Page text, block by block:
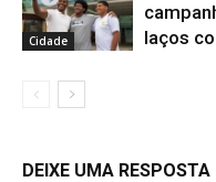
Cidade
laços
DEIXE UMA RESPOSTA